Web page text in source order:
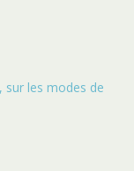
les modes de